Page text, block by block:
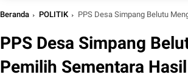
Beranda POLITIK PPS Desa Simpang Belutu
PPS Desa Simpang
Pemilih Sementara